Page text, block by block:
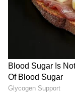
ಹೊರಭಾಗವು
(Current
ಅರ್ತಿಂಗ್ ಸಂಪರ್ಕ
ತಕ್ಷಣ ನಮಗೆ
ಮೊಬೈಲ್